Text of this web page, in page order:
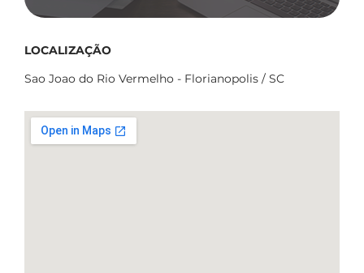
LOCALIZAÇÃO
Sao Joao do Rio Vermelho - Florianopolis / SC